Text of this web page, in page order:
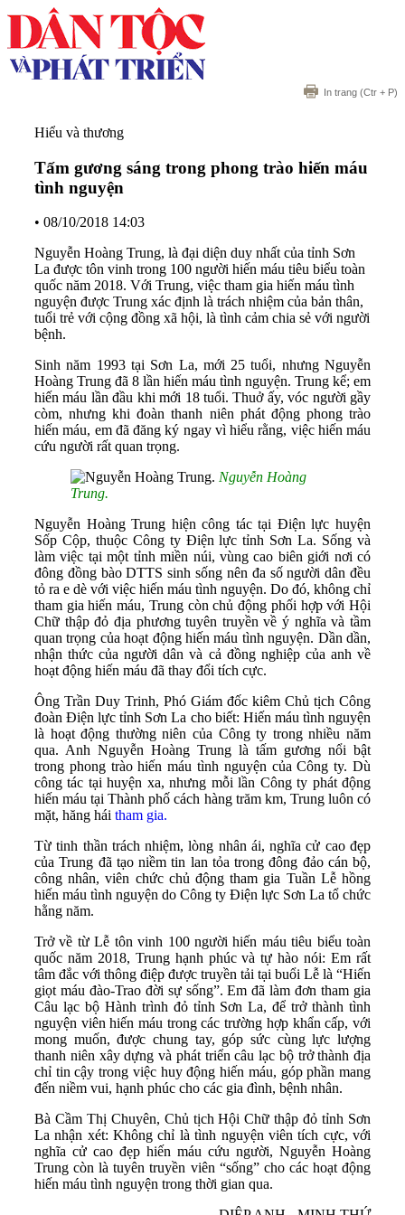
In trang (Ctr + P)
Hiểu và thương
Tấm gương sáng trong phong trào hiến máu
tình nguyện
• 08/10/2018 14:03
Nguyễn Hoàng Trung, là đại diện duy nhất của tỉnh Sơn
La được tôn vinh trong 100 người hiến máu tiêu biểu toàn
quốc năm 2018. Với Trung, việc tham gia hiến máu tình
nguyện được Trung xác định là trách nhiệm của bản thân,
tuổi trẻ với cộng đồng xã hội, là tình cảm chia sẻ với người
bệnh.
Sinh năm 1993 tại Sơn La, mới 25 tuổi, nhưng Nguyễn
Hoàng Trung đã 8 lần hiến máu tình nguyện. Trung kể; em
hiến máu lần đầu khi mới 18 tuổi. Thuở ấy, vóc người gầy
còm, nhưng khi đoàn thanh niên phát động phong trào
hiến máu, em đã đăng ký ngay vì hiểu rằng, việc hiến máu
cứu người rất quan trọng.
Nguyễn Hoàng
Trung.
Nguyễn Hoàng Trung hiện công tác tại Điện lực huyện
Sốp Cộp, thuộc Công ty Điện lực tỉnh Sơn La. Sống và
làm việc tại một tỉnh miền núi, vùng cao biên giới nơi có
đông đồng bào DTTS sinh sống nên đa số người dân đều
tỏ ra e dè với việc hiến máu tình nguyện. Do đó, không chỉ
tham gia hiến máu, Trung còn chủ động phối hợp với Hội
Chữ thập đỏ địa phương tuyên truyền về ý nghĩa và tầm
quan trọng của hoạt động hiến máu tình nguyện. Dần dần,
nhận thức của người dân và cả đồng nghiệp của anh về
hoạt động hiến máu đã thay đổi tích cực.
Ông Trần Duy Trinh, Phó Giám đốc kiêm Chủ tịch Công
đoàn Điện lực tỉnh Sơn La cho biết: Hiến máu tình nguyện
là hoạt động thường niên của Công ty trong nhiều năm
qua. Anh Nguyễn Hoàng Trung là tấm gương nổi bật
trong phong trào hiến máu tình nguyện của Công ty. Dù
công tác tại huyện xa, nhưng mỗi lần Công ty phát động
hiến máu tại Thành phố cách hàng trăm km, Trung luôn có
mặt, hăng hái tham gia.
Từ tinh thần trách nhiệm, lòng nhân ái, nghĩa cử cao đẹp
của Trung đã tạo niềm tin lan tỏa trong đông đảo cán bộ,
công nhân, viên chức chủ động tham gia Tuần Lễ hồng
hiến máu tình nguyện do Công ty Điện lực Sơn La tổ chức
hằng năm.
Trở về từ Lễ tôn vinh 100 người hiến máu tiêu biểu toàn
quốc năm 2018, Trung hạnh phúc và tự hào nói: Em rất
tâm đắc với thông điệp được truyền tải tại buổi Lễ là “Hiến
giọt máu đào-Trao đời sự sống”. Em đã làm đơn tham gia
Câu lạc bộ Hành trình đỏ tỉnh Sơn La, để trở thành tình
nguyện viên hiến máu trong các trường hợp khẩn cấp, với
mong muốn, được chung tay, góp sức cùng lực lượng
thanh niên xây dựng và phát triển câu lạc bộ trở thành địa
chỉ tin cậy trong việc huy động hiến máu, góp phần mang
đến niềm vui, hạnh phúc cho các gia đình, bệnh nhân.
Bà Cầm Thị Chuyên, Chủ tịch Hội Chữ thập đỏ tỉnh Sơn
La nhận xét: Không chỉ là tình nguyện viên tích cực, với
nghĩa cử cao đẹp hiến máu cứu người, Nguyễn Hoàng
Trung còn là tuyên truyền viên “sống” cho các hoạt động
hiến máu tình nguyện trong thời gian qua.